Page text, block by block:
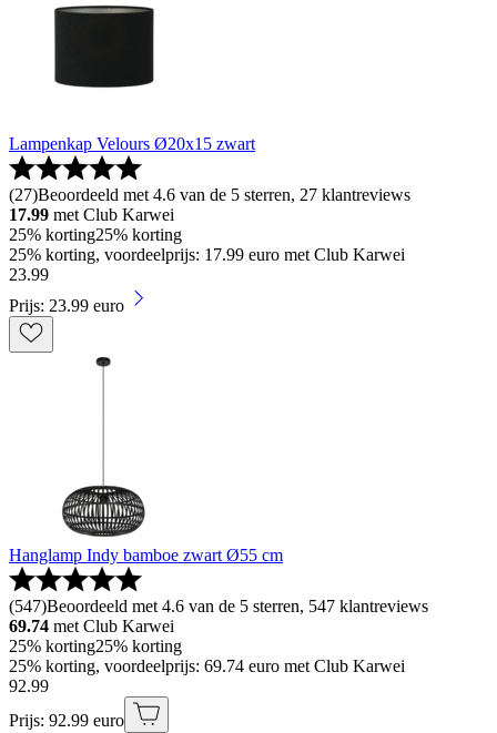
Lampenkap Velours Ø20x15 zwart
(27)Beoordeeld met 4.6 van de 5 sterren, 27 klantreviews
17.99 met Club Karwei
25% korting25% korting
25% korting, voordeelprijs: 17.99 euro met Club Karwei
23.99
Prijs: 23.99 euro
Hanglamp Indy bamboe zwart Ø55 cm
(547)Beoordeeld met 4.6 van de 5 sterren, 547 klantreviews
69.74 met Club Karwei
25% korting25% korting
25% korting, voordeelprijs: 69.74 euro met Club Karwei
92.99
Prijs: 92.99 euro